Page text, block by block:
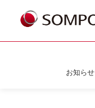
お知らせ